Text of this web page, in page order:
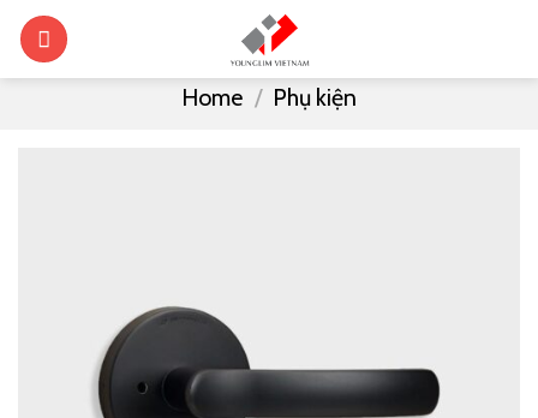
Skip
Home / Phụ kiện